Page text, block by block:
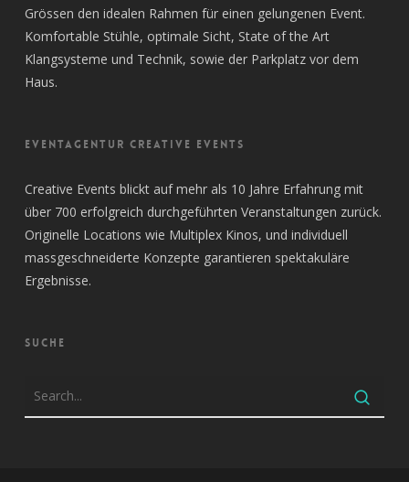
Grössen den idealen Rahmen für einen gelungenen Event.
Komfortable Stühle, optimale Sicht, State of the Art
Klangsysteme und Technik, sowie der Parkplatz vor dem
Haus.
EVENTAGENTUR CREATIVE EVENTS
Creative Events blickt auf mehr als 10 Jahre Erfahrung mit
über 700 erfolgreich durchgeführten Veranstaltungen zurück.
Originelle Locations wie Multiplex Kinos, und individuell
massgeschneiderte Konzepte garantieren spektakuläre
Ergebnisse.
SUCHE